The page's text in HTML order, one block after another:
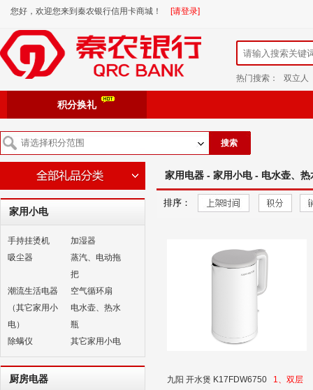
您好，欢迎您来到秦农银行信用卡商城！ [请登录]
热门搜索： 双立人
积分换礼
搜索
家用小电
手持挂烫机
加湿器
吸尘器
蒸汽、电动拖
把
潮流生活电器
（其它家用小
电）
空气循环扇
电水壶、热水
瓶
除螨仪
其它家用小电
厨房电器
家用电器 - 家用小电 - 电水壶、热
排序：
九阳 开水煲 K17FDW6750
1、双层